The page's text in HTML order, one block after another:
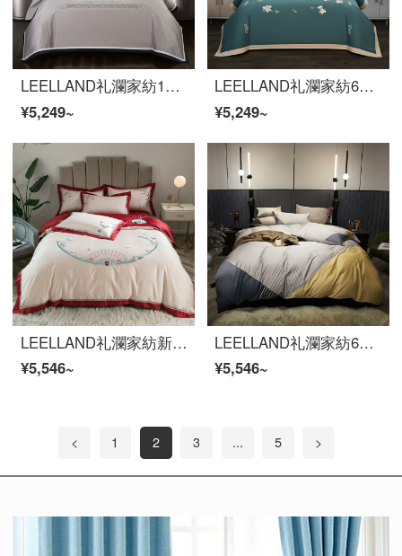
LEELLAND礼瀾家紡100本の50 Sダブル株の豪綿綿100本の軽い贅沢な刺繍の項の全綿の寝具の4件のセットの見本板の間の純綿の寝具のセット威庭1.5-1.8メートルのベッドの200*230 cm
¥5,249~
LEELLAND礼瀾家紡60本の暖肌全綿磨毛新中国式刺繍ベッド用品四点セットの純綿厚い保温ベッド用品セットのモカ1.8-2.0メートルベッド/220*240 cm布団カバー
¥5,249~
LEELLAND礼瀾家紡新中国式刺繍60本の綿綿綿綿綿綿綿綿綿綿刺繍ベッドの上に4つのセットの純綿布団カバー4つのセットの夏みかん1.5-1.8メートルベッド/200*230 cm
¥5,546~
LEELLAND礼瀾家紡60本の綿の軽い贅沢な刺繍のつぎはぎ細工の全綿のベッドの上で4つのセットの純綿のベッドの品物のセットのアイリン-黄は墨の1.5-1.8メートルのベッドを配合します/200*230 cm布団カバー
¥5,546~
< 1 2 3 ... 5 >